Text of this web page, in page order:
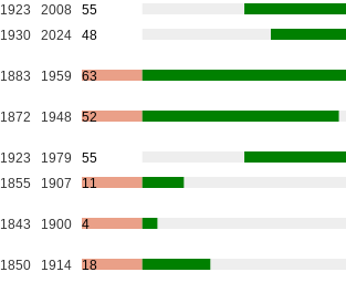
1923 2008
55
1930 2024 48
1883 1959 63
1872 1948 52
1923 1979
55
1855 1907 11
1843 1900 4
1850 1914 18